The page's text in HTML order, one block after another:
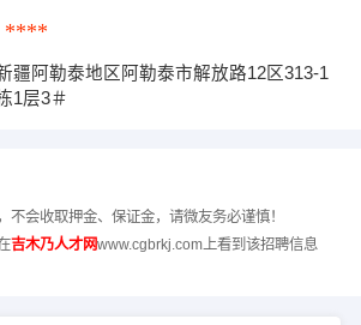
****
疆阿勒泰地区阿勒泰市解放路12区313-1
1层3＃
不会收取押金、保证金，请微友务必谨慎！
吉木乃人才网www.cgbrkj.com上看到该招聘信息